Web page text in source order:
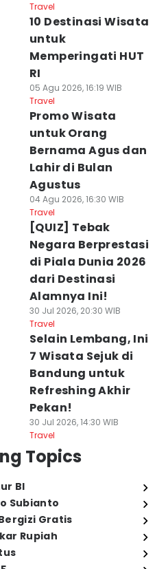
Travel
10 Destinasi Wisata
untuk
Memperingati HUT
RI
05 Agu 2026, 16:19 WIB
Travel
Promo Wisata
untuk Orang
Bernama Agus dan
Lahir di Bulan
Agustus
04 Agu 2026, 16:30 WIB
Travel
[QUIZ] Tebak
Negara Berprestasi
di Piala Dunia 2026
dari Destinasi
Alamnya Ini!
30 Jul 2026, 20:30 WIB
Travel
Selain Lembang, Ini
7 Wisata Sejuk di
Bandung untuk
Refreshing Akhir
Pekan!
30 Jul 2026, 14:30 WIB
Travel
Topics
BI
Subianto
Gratis
Rupiah